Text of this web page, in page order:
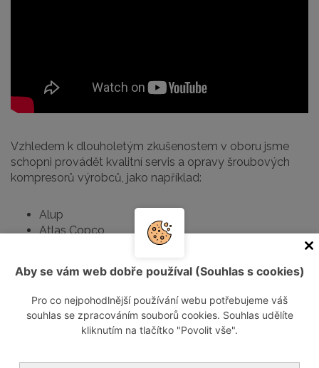
Vzhledem k dlouholetým zkušenostem v oboru jsme
schopni provádět kvalitní servis a opravy šroubových
kompresorů výrobců, jako například:
Alup
Atlas Copco
Champion
Ceccato
Aby se vám web dobře používal (Souhlas s cookies)
Pro co nejpohodlnější používání webu potřebujeme váš
souhlas se zpracováním souborů cookies. Souhlas udělíte
kliknutím na tlačítko "Povolit vše".